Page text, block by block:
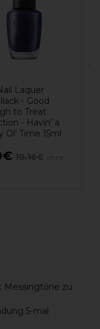
Laquer
- Good
to Treat
- Havin’ a
Ol’ Time 15ml
Messingtöne zu
5-mal